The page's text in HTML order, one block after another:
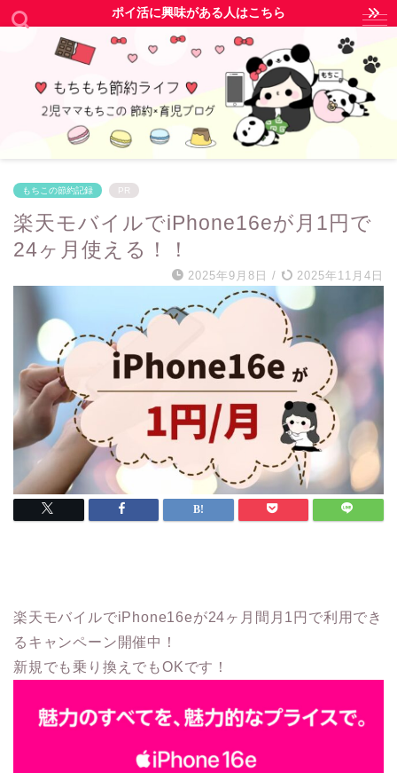
ポイ活に興味がある人はこちら
もちこの節約記録 PR
楽天モバイルでiPhone16eが月1円で
24ヶ月使える！！
2025年9月8日 / 2025年11月4日
楽天モバイルでiPhone16eが24ヶ月間月1円で利用でき
るキャンペーン開催中！
新規でも乗り換えでもOKです！